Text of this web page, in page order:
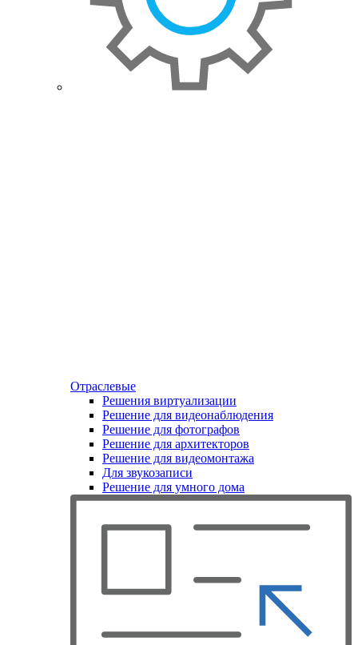
Отраслевые
Решения виртуализации
Решение для видеонаблюдения
Решение для фотографов
Решение для архитекторов
Решение для видеомонтажа
Для звукозаписи
Решение для умного дома